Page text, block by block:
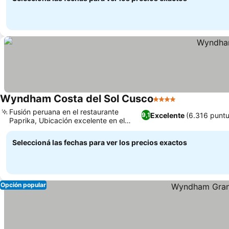
Wyndham Costa del Sol Cusco4 Estrellas
9,1Excelente (6.316
Fusión peruana en el restaurante
Paprika, Ubicación excelente en el
Centro Histórico
Seleccioná las fechas para ver los precios exactos
Opción popular